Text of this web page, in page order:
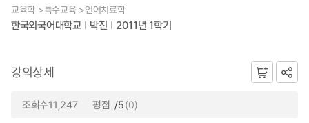
교육학 >특수교육 >언어치료학
한국외국어대학교 박진 2011년 1학기
강의상세
조회수11,247 평점 /5(0)